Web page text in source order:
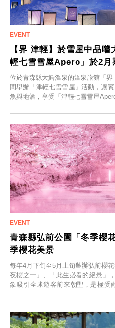
【界 津輕】於雪屋中品
輕七雪雪屋Apero」於2月
位於青森縣大鰐溫泉的溫泉旅館「
間舉辦「津輕七雪雪屋」活動，讓
魚與地酒，享受「津輕七雪雪屋
青森縣弘前公園「冬季櫻
季櫻花美景
每年4月下旬至5月上旬舉辦弘前櫻
夜櫻之一」、「此生必看的絕景」
象吸引全球遊客前來朝聖，是極受
「冬季櫻花燈光秀」。